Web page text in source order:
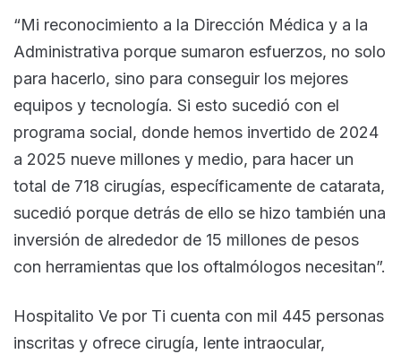
“Mi reconocimiento a la Dirección Médica y a la
Administrativa porque sumaron esfuerzos, no solo
para hacerlo, sino para conseguir los mejores
equipos y tecnología. Si esto sucedió con el
programa social, donde hemos invertido de 2024
a 2025 nueve millones y medio, para hacer un
total de 718 cirugías, específicamente de catarata,
sucedió porque detrás de ello se hizo también una
inversión de alrededor de 15 millones de pesos
con herramientas que los oftalmólogos necesitan”.
Hospitalito Ve por Ti cuenta con mil 445 personas
inscritas y ofrece cirugía, lente intraocular,